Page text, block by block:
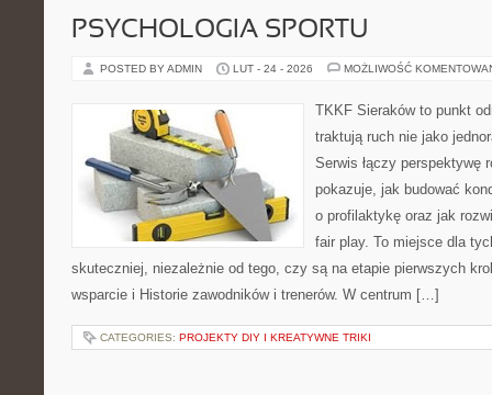
PSYCHOLOGIA SPORTU
POSTED BY ADMIN LUT - 24 - 2026 MOŻLIWOŚĆ
TKKF Sieraków to punkt
traktują ruch nie jako
Serwis łączy perspektywę
pokazuje, jak budować
o profilaktykę oraz jak
fair play. To miejsce dla
skuteczniej, niezależnie od tego, czy są na etapie pierwszych
wsparcie i Historie zawodników i trenerów. W centrum […]
CATEGORIES: PROJEKTY DIY I KREATYWNE TRIKI